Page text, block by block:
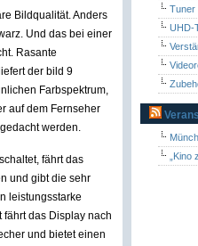
Bildqualität. Anders
Und das bei einer
Rasante
der bild 9
Farbspektrum,
auf dem Fernseher
werden.
fährt das
und gibt die sehr
leistungsstarke
fährt das Display nach
und bietet einen
Tuner
UHD-